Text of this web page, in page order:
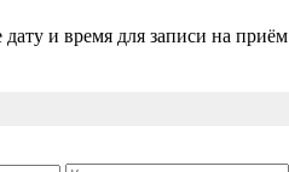
и время для записи на приём